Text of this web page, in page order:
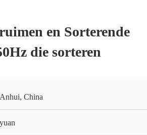
en Sorterende
die sorteren
China